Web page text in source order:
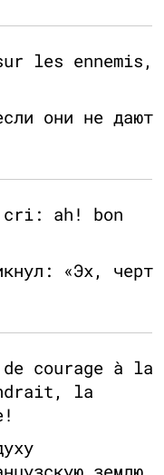
les ennemis,
они не дают
ah! bon
«Эх, черт
courage à la
la